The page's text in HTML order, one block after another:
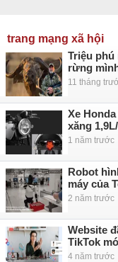
trang mạng xã hội
Triệu
rừng
11 tháng
Xe
xăng
1 năm trước
Robot
máy của
2 năm trước
Website
TikTok
4 năm trước